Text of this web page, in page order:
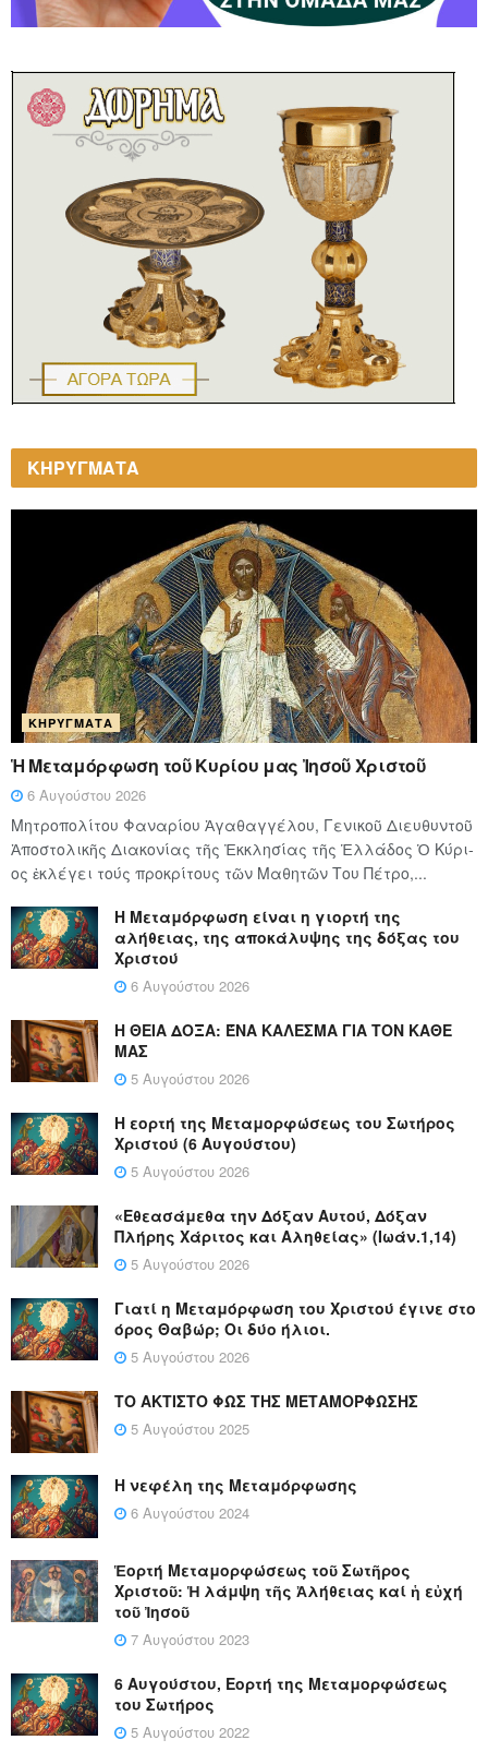
ΚΗΡΥΓΜΑΤΑ
ΚΗΡΎΓΜΑΤΑ
Ἡ Μεταμόρφωση τοῦ Κυρίου μας Ἰησοῦ Χριστοῦ
6 Αυγούστου 2026
Μητροπολίτου Φαναρίου Ἀγαθαγγέλου, Γενικοῦ Διευθυντοῦ
Ἀποστολικῆς Διακονίας τῆς Ἐκκλησίας τῆς Ἑλλάδος Ὁ Κύ­ρι­
ος ἐκλέγει τούς προ­κρί­τους τῶν Μα­θη­τῶν Του Πέ­τρο,...
Η Μεταμόρφωση είναι η γιορτή της
αλήθειας, της αποκάλυψης της δόξας του
Χριστού
6 Αυγούστου 2026
Η ΘΕΙΑ ΔΟΞΑ: ΈΝΑ ΚΑΛΕΣΜΑ ΓΙΑ ΤΟΝ ΚΑΘΕ
ΜΑΣ
5 Αυγούστου 2026
Η εορτή της Μεταμορφώσεως του Σωτήρος
Χριστού (6 Αυγούστου)
5 Αυγούστου 2026
«Εθεασάμεθα την Δόξαν Αυτού, Δόξαν
Πλήρης Χάριτος και Αληθείας» (Ιωάν.1,14)
5 Αυγούστου 2026
Γιατί η Μεταμόρφωση του Χριστού έγινε στο
όρος Θαβώρ; Οι δύο ήλιοι.
5 Αυγούστου 2026
ΤΟ ΑΚΤΙΣΤΟ ΦΩΣ ΤΗΣ ΜΕΤΑΜΟΡΦΩΣΗΣ
5 Αυγούστου 2025
Η νεφέλη της Μεταμόρφωσης
6 Αυγούστου 2024
Ἑορτή Μεταμορφώσεως τοῦ Σωτῆρος
Χριστοῦ: Ἡ λάμψη τῆς Ἀλήθειας καί ἡ εὐχή
τοῦ Ἰησοῦ
7 Αυγούστου 2023
6 Αυγούστου, Εορτή της Μεταμορφώσεως
του Σωτήρος
5 Αυγούστου 2022